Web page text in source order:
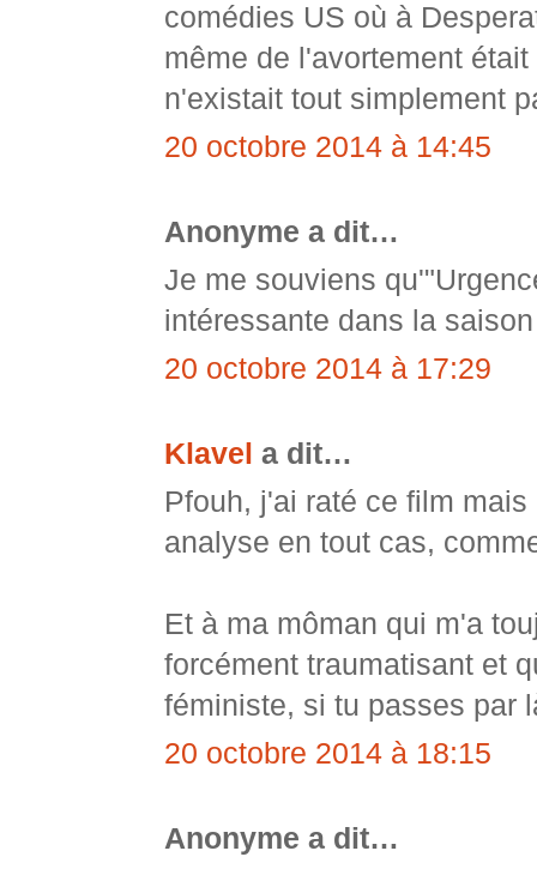
comédies US où à
même de l'avortement
n'existait tout simplement
20 octobre 2014 à 14:45
Anonyme a dit…
Je me souviens
intéressante dans la
20 octobre 2014 à 17:29
Klavel a dit…
Pfouh, j'ai raté ce film
analyse en tout cas,
Et à ma môman qui m'a
forcément traumatisant et
féministe, si tu passes par
20 octobre 2014 à 18:15
Anonyme a dit…